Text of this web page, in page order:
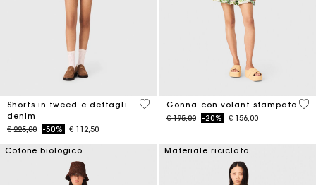
Shorts in tweed e dettagli
denim
Price reduced from
€ 225,00to-50% € 112,50
3,2 out of 5 Customer Rating
Gonna con volant stampata
Price reduced from
€ 195,00to-20% € 156,00
4,8
Cotone biologico Materiale riciclato